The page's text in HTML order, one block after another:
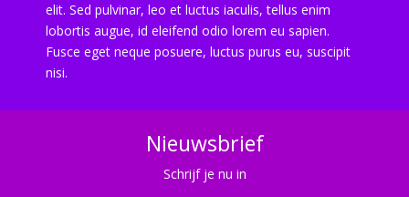
elit. Sed pulvinar, leo et luctus iaculis, tellus enim
lobortis augue, id eleifend odio lorem eu sapien.
Fusce eget neque posuere, luctus purus eu, suscipit
nisi.
Nieuwsbrief
Schrijf je nu in